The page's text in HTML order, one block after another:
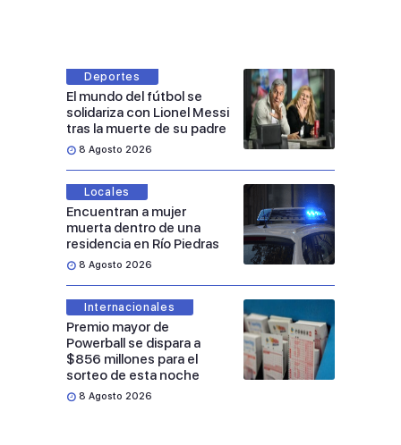
Deportes
El mundo del fútbol se
solidariza con Lionel Messi
tras la muerte de su padre
8 Agosto 2026
Locales
Encuentran a mujer
muerta dentro de una
residencia en Río Piedras
8 Agosto 2026
Internacionales
Premio mayor de
Powerball se dispara a
$856 millones para el
sorteo de esta noche
8 Agosto 2026